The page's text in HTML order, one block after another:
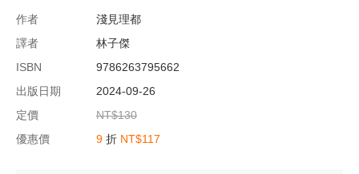
作者
淺見理都
譯者
林子傑
ISBN
9786263795662
出版日期
2024-09-26
定價
NT$130
優惠價
9 折 NT$117